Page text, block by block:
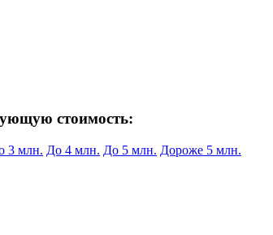
стоимость:
3 млн. До 4 млн. До 5 млн. Дороже 5 млн.